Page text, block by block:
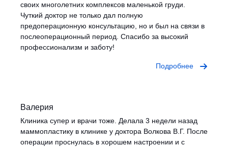
Один из часто задаваемых вопросов на форумах к
отзывам: как увеличить грудь качественно и
безопасно, что для этого необходимо? Важно найти
опытного врача. На сегодня самым безопасным,
эффективным методом являются импланты.
своих многолетних комплексов маленькой груди.
Чуткий доктор не только дал полную
предоперационную консультацию, но и был на связи в
послеоперационный период. Спасибо за высокий
профессионализм и заботу!
Подробнее
Валерия
Клиника супер и врачи тоже. Делала 3 недели назад
маммопластику в клинике у доктора Волкова В.Г. После
операции проснулась в хорошем настроении и с